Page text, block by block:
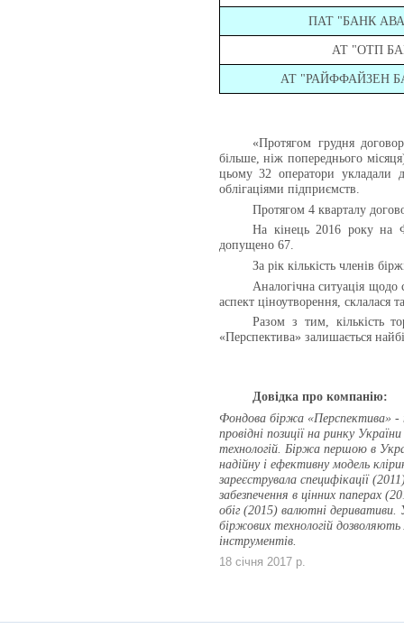
ПАТ "БАНК
АТ "ОТП
АТ "РАЙФФАЙЗЕН
«Протягом грудня
більше, ніж попереднього
цьому 32 оператори
облігаціями підприємств.
Протягом 4 кварталу
На кінець 2016 року на
допущено 67.
За рік кількість членів
Аналогічна ситуація
аспект ціноутворення,
Разом з тим, кількість
«Перспектива» залишається
Довідка про компанію:
Фондова біржа «Перспектива» -
провідні позиції на ринку
технологій. Біржа першою в
надійну і ефективну модель
зареєструвала специфікації
забезпечення в цінних паперах
обіг (2015) валютні деривативи.
біржових технологій дозволяють
інструментів.
18 січня 2017 р.